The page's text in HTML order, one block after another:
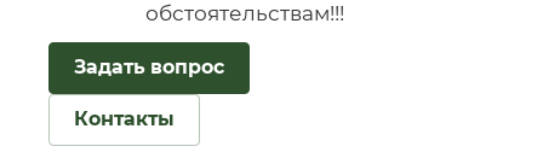
обстоятельствам!!!
Задать вопрос
Контакты